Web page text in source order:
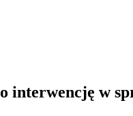
interwencję w